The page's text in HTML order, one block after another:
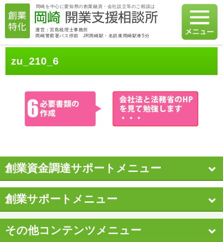
岡崎を中心に愛知県の創業融資・会社設立等のご相談は
運営：宮島税理士事務所
岡崎警察署バス停前 JR岡崎駅・名鉄東岡崎駅車5分
zu_210_6
創業資金調達サポートメニュー
創業サポートメニュー
その他コンテンツメニュー